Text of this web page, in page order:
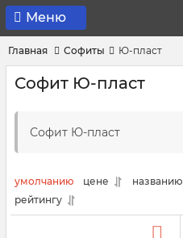
Меню
Главная Софиты Ю-пласт
Софит Ю-пласт
Софит Ю-пласт
умолчанию цене
названию
рейтингу